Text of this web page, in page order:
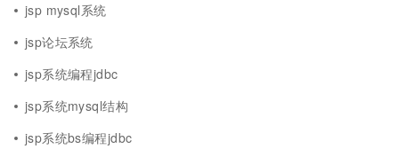
jsp mysql系统
jsp论坛系统
jsp系统编程jdbc
jsp系统mysql结构
jsp系统bs编程jdbc